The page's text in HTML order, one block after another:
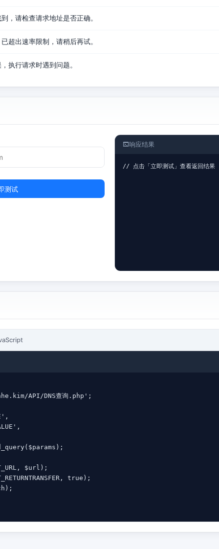
，请检查请求地址是否正确。
超出速率限制，请稍后再试。
执行请求时遇到问题。
测试
响应结果
// 点击「立即测试」查看返回结果
API/DNS查询.php';
$url);
true);